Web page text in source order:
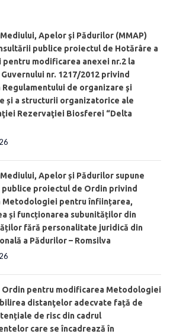
Apelor şi Pădurilor (MMAP)
publice proiectul de Hotărâre a
pentru modificarea anexei nr.2 la
nr. 1217/2012 privind
de organizare şi
și a structurii organizatorice ale
Rezervaţiei Biosferei “Delta
Apelor și Pădurilor supune
proiectul de Ordin privind
Metodologiei pentru înființarea,
și funcționarea subunităților din
fără personalitate juridică din
a Pădurilor – Romsilva
Ordin pentru modificarea Metodologiei
distanţelor adecvate față de
de risc din cadrul
care se încadrează în